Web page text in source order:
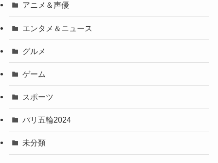
アニメ＆声優
エンタメ＆ニュース
グルメ
ゲーム
スポーツ
パリ五輪2024
未分類